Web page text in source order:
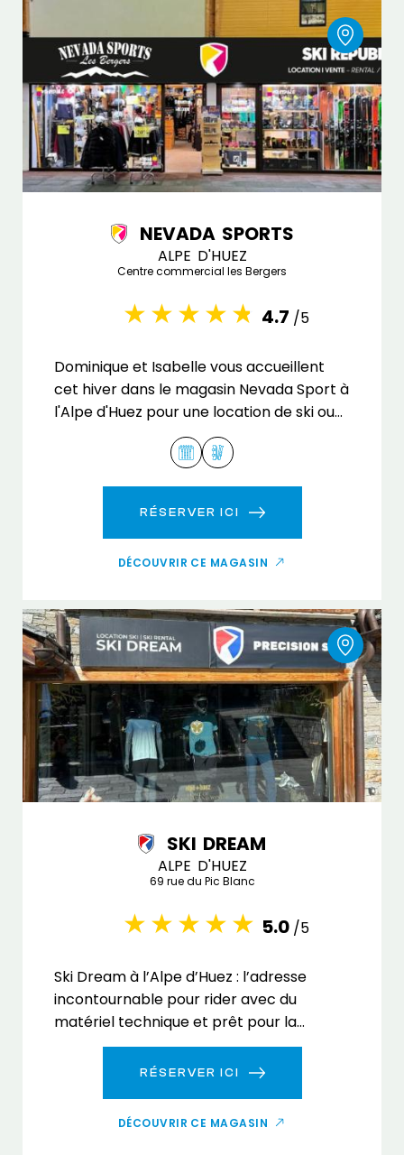
NEVADA SPORTS
ALPE D'HUEZ
Centre commercial les Bergers
4.7 /5
Dominique et Isabelle vous accueillent
cet hiver dans le magasin Nevada Sport à
l'Alpe d'Huez pour une location de ski ou
RÉSERVER ICI
DÉCOUVRIR CE MAGASIN
SKI DREAM
ALPE D'HUEZ
69 rue du Pic Blanc
5.0 /5
Ski Dream à l’Alpe d’Huez : l’adresse
incontournable pour rider avec du
matériel technique et prêt pour la
performance.
RÉSERVER ICI
DÉCOUVRIR CE MAGASIN